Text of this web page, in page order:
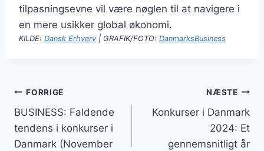
tilpasningsevne vil være nøglen til at navigere i
en mere usikker global økonomi.
KILDE: Dansk Erhverv | GRAFIK/FOTO: DanmarksBusiness
Indlægsnavigation
FORRIGE
BUSINESS: Faldende
tendens i konkurser i
Danmark (November
NÆSTE
Konkurser i Danmark
2024: Et
gennemsnitligt år